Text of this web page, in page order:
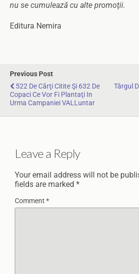
nu se cumulează cu alte promoţii.
Editura Nemira
Previous Post
522 De Cărţi Citite Şi 632 De
Copaci Ce Vor Fi Plantaţi In
Urma Campaniei VALLuntar
Târgul
Leave a Reply
Your email address will not be
fields are marked *
Comment *